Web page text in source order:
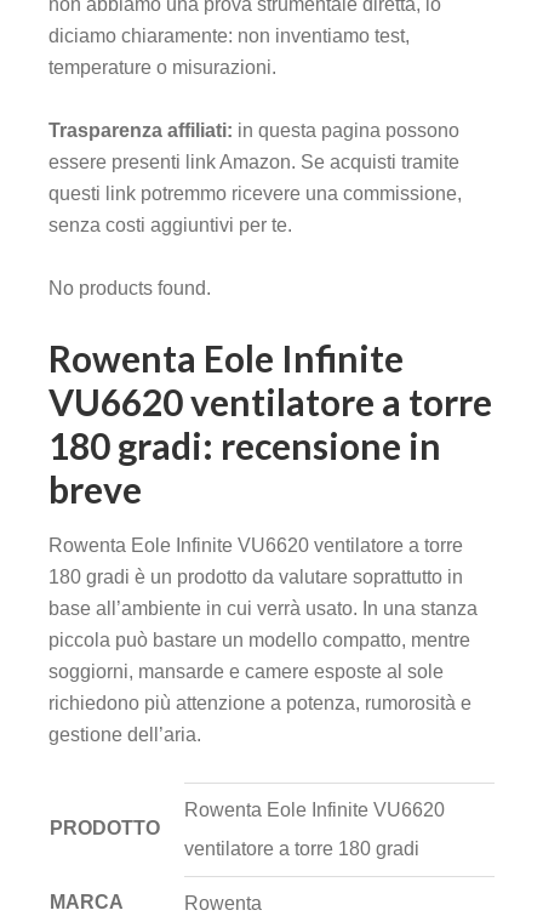
non abbiamo una prova strumentale diretta, lo
diciamo chiaramente: non inventiamo test,
temperature o misurazioni.
Trasparenza affiliati: in questa pagina possono
essere presenti link Amazon. Se acquisti tramite
questi link potremmo ricevere una commissione,
senza costi aggiuntivi per te.
No products found.
Rowenta Eole Infinite
VU6620 ventilatore a torre
180 gradi: recensione in
breve
Rowenta Eole Infinite VU6620 ventilatore a torre
180 gradi è un prodotto da valutare soprattutto in
base all’ambiente in cui verrà usato. In una stanza
piccola può bastare un modello compatto, mentre
soggiorni, mansarde e camere esposte al sole
richiedono più attenzione a potenza, rumorosità e
gestione dell’aria.
PRODOTTO
Rowenta Eole Infinite VU6620
ventilatore a torre 180 gradi
MARCA Rowenta